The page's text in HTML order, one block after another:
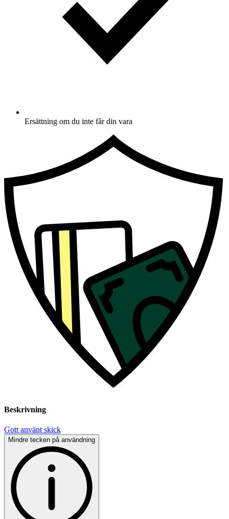
Ersättning om du inte får din vara
Beskrivning
Gott använt skick
Mindre tecken på användning